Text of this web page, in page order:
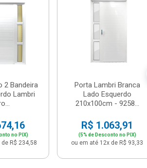
2 Bandeira
Lambri
no PIX)
R$ 234,58
Porta Lambri Branca
Lado Esquerdo
210x100cm - 9258...
R$ 1.063,91
(5% de Desconto no PIX)
ou em até 12x de R$ 93,33